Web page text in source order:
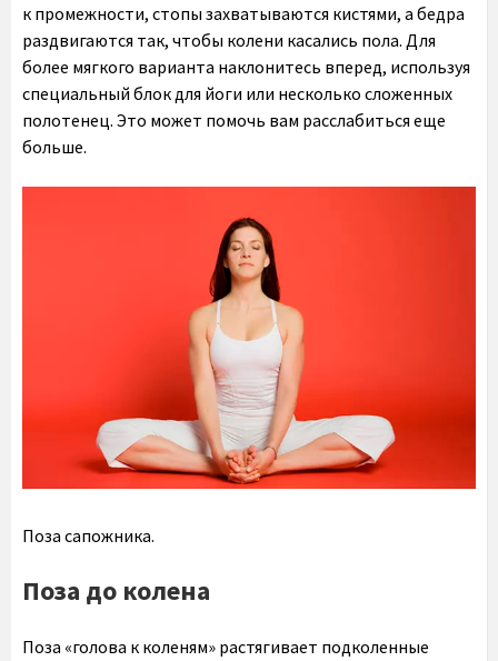
к промежности, стопы захватываются кистями, а бедра
раздвигаются так, чтобы колени касались пола. Для
более мягкого варианта наклонитесь вперед, используя
специальный блок для йоги или несколько сложенных
полотенец. Это может помочь вам расслабиться еще
больше.
Поза сапожника.
Поза до колена
Поза «голова к коленям» растягивает подколенные